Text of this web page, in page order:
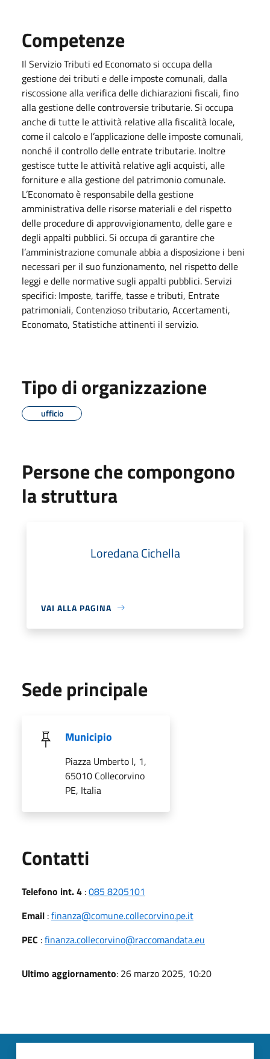
Competenze
Il Servizio Tributi ed Economato si occupa della
gestione dei tributi e delle imposte comunali, dalla
riscossione alla verifica delle dichiarazioni fiscali, fino
alla gestione delle controversie tributarie. Si occupa
anche di tutte le attività relative alla fiscalità locale,
come il calcolo e l’applicazione delle imposte comunali,
nonché il controllo delle entrate tributarie. Inoltre
gestisce tutte le attività relative agli acquisti, alle
forniture e alla gestione del patrimonio comunale.
L’Economato è responsabile della gestione
amministrativa delle risorse materiali e del rispetto
delle procedure di approvvigionamento, delle gare e
degli appalti pubblici. Si occupa di garantire che
l’amministrazione comunale abbia a disposizione i beni
necessari per il suo funzionamento, nel rispetto delle
leggi e delle normative sugli appalti pubblici. Servizi
specifici: Imposte, tariffe, tasse e tributi, Entrate
patrimoniali, Contenzioso tributario, Accertamenti,
Economato, Statistiche attinenti il servizio.
Tipo di organizzazione
ufficio
Persone che compongono
la struttura
Loredana Cichella
VAI ALLA PAGINA
Sede principale
Municipio
Piazza Umberto I, 1,
65010 Collecorvino
PE, Italia
Contatti
Telefono int. 4 :085 8205101
Email :finanza@comune.collecorvino.pe.it
PEC :finanza.collecorvino@raccomandata.eu
Ultimo aggiornamento: 26 marzo 2025, 10:20